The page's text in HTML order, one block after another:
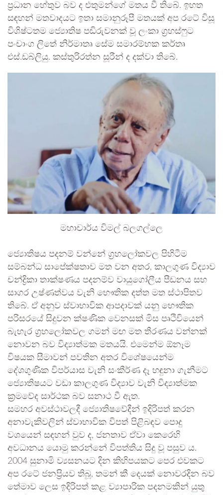
ප්‍රධාන හේතුව බව ද එතුමන්ගේ මතය වී තිබේ. ඉහත
සඳහන් මතවාදයට ඉතා සමානුරූපී මතයක් අප රටේ විසූ
විශිෂ්ටතම ජ්‍යොතිෂ පඬිරුවනක් වූ ලංකා ග්‍රහස්ෆුට
පංචාංග ලිතේ නිර්මාතෘ සේම සමාරම්භක කර්තෘ
එස්.ඩබ්ලියු. කස්තුරිරත්න සූරීන් ද දක්වා තිබේ.
මහාචාර්ය විමල් බලගල්ලෙ
​ජ්‍යොතිෂය පදනම් වන්නේ ග්‍රහලෝකවල පිහිටීම
සම්බන්ධ සාපේක්ෂතාව මත වන අතර, කාලගුණ විද්‍යාව
චන්ද්‍රිකා තාක්ෂණය පදනම්ව වායුගෝලීය පීඩනය සහ
සාගර උෂ්ණත්වය වැනි භෞතික දත්ත මත ස්ථාපිතව
තිබේ. ඒ අනුව ස්වාභාවික ආපදාවක් යනු භෞතික
පරිසරයේ සිදුවන ක්ෂණික වෙනසක් මිස පෘථිවියෙන්
බැහැර ග්‍රහලෝකවල ගමන් මඟ මත තීරණය වන්නක්
නොවන බව විද්‍යාත්මක මතයයි. එමෙන්ම ඕනෑම
විෂයක සීමාවන් පවතින අතර විශේෂයෙන්ම
දේශගුණික විපර්යාස වැනි සංකීර්ණ දෑ හඳුනා ගැනීමට
ජ්‍යොතිෂයට වඩා කාලගුණ විද්‍යාව වැනි විද්‍යාත්මක
ක්‍රමවේද සාර්ථක බව සනාථ වී ඇත.
​සමහර අවස්ථාවලදී ජ්‍යොතිෂවේදීන් ඉදිරිපත් කරන
අනාවැකිවලින් ස්වාභාවික විපත් පිළිබඳව පොදු
වශයෙන් සඳහන් වුව ද, ජනතාව ඒවා කෙරෙහි
අවධානය යොමු කරන්නේ විපත්තිය සිදු වූ පසුව ය.
2004 සුනාමි ව්‍යසනයට දින කිහිපයකට පෙර එවකට
අප රටේ ජනප්‍රියව තිබූ, තමන් කී දෙයක් නොවරදින බව
තේමාව ලෙස ඉදිරිපත් කළ ව්‍යාපාරික පදනමකින් යුතු